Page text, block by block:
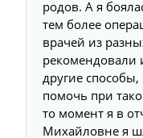
родов. А я
тем более
врачей из
другие
помочь при
то момент я в
Михайловне я